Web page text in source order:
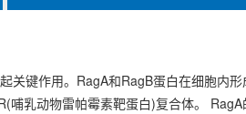
键作用。RagA和RagB蛋白在细胞内
乳动物雷帕霉素靶蛋白)复合体。